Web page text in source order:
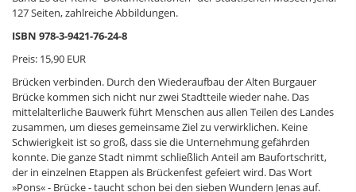
127 Seiten, zahlreiche Abbildungen.
ISBN 978-3-9421-76-24-8
Preis: 15,90 EUR
Brücken verbinden. Durch den Wiederaufbau der Alten Burgauer
Brücke kommen sich nicht nur zwei Stadtteile wieder nahe. Das
mittelalterliche Bauwerk führt Menschen aus allen Teilen des Landes
zusammen, um dieses gemeinsame Ziel zu verwirklichen. Keine
Schwierigkeit ist so groß, dass sie die Unternehmung gefährden
konnte. Die ganze Stadt nimmt schließlich Anteil am Baufortschritt,
der in einzelnen Etappen als Brückenfest gefeiert wird. Das Wort
»Pons« - Brücke - taucht schon bei den sieben Wundern Jenas auf.